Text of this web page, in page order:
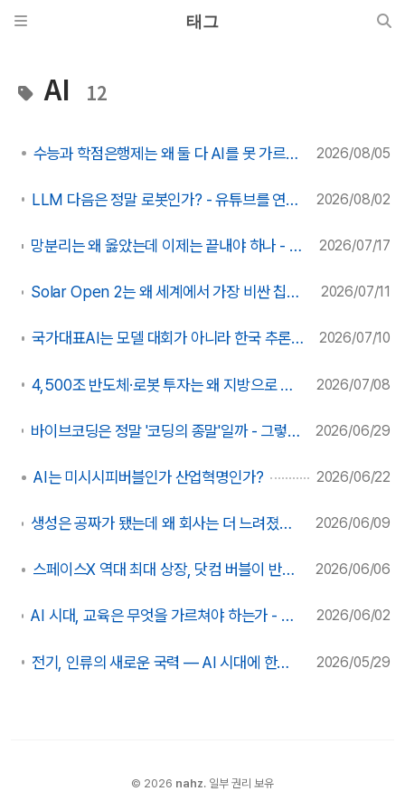
태그
AI 12
수능과 학점은행제는 왜 둘 다 AI를 못 가르치는가 2026/08/05
LLM 다음은 정말 로봇인가? - 유튜브를 연 것은 유튜브가 아니라 스마트폰이었다 2026/08/02
망분리는 왜 옳았는데 이제는 끝내야 하나 - 대재앙을 막은 빗장이 AI 시대엔 스스로를 가두는 쇄국이 됐다 2026/07/17
Solar Open 2는 왜 세계에서 가장 비싼 칩에 올라타려 하나 - AI는 만드는 '빌더'와 반복하는 '에이전트'로 갈라진다 2026/07/11
국가대표AI는 모델 대회가 아니라 한국 추론 생태계의 첫 실전이다 2026/07/10
4,500조 반도체·로봇 투자는 왜 지방으로 가는가 - '균형발전'이라 부르는 순간 죽는다 2026/07/08
바이브코딩은 정말 '코딩의 종말'일까 - 그렇게 따지면 종말은 적어도 1950년대부터 이미 시작됐다 2026/06/29
AI는 미시시피버블인가 산업혁명인가? 2026/06/22
생성은 공짜가 됐는데 왜 회사는 더 느려졌는가 - AI 시대, 가치는 "만들기"에서 "거르고·쌓고·엮기"로 옮겨갔다 2026/06/09
스페이스X 역대 최대 상장, 닷컴 버블이 반복될 것인가? 2026/06/06
AI 시대, 교육은 무엇을 가르쳐야 하는가 - 우리는 지금 "초등교육"이 처음 발명되던 순간에 서 있다 2026/06/02
전기, 인류의 새로운 국력 — AI 시대에 한국은 왜 전기를 넘치게 만들어야 하는가 2026/05/29
© 2026 nahz. 일부 권리 보유